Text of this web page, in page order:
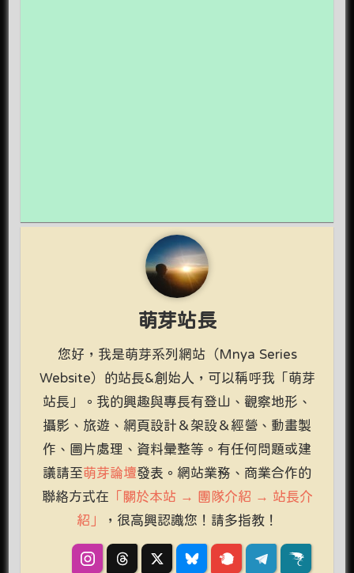
萌芽站長
您好，我是萌芽系列網站（Mnya Series
Website）的站長&創始人，可以稱呼我「萌芽
站長」。我的興趣與專長有登山、觀察地形、
攝影、旅遊、網頁設計＆架設＆經營、動畫製
作、圖片處理、資料彙整等。有任何問題或建
議請至萌芽論壇發表。網站業務、商業合作的
聯絡方式在 「關於本站 → 團隊介紹 → 站長介
紹」
，很高興認識您！請多指教！